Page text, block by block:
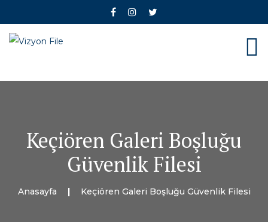
Keçiören Galeri Boşluğu
Güvenlik Filesi
Anasayfa Keçiören Galeri Boşluğu Güvenlik Filesi